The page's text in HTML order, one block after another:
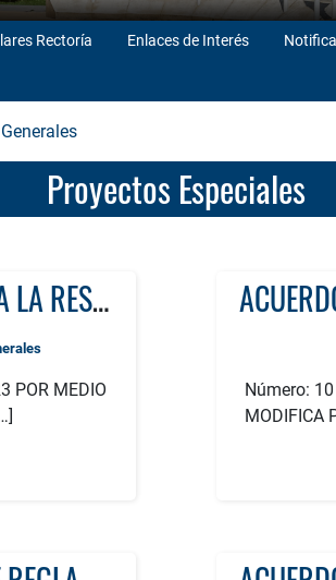
Rectoría Enlaces de Interés
Proyectos Especiales
RESOLUCIÓN No. 4612 de 2023 ADICIONA LA RESOLUCIÓN No. 338 DEL 27 DE ENERO ADICIONADA MEDIANTE RESOLUCIONES DE RECTORÍA No. 1764 DEL 20 DE FEBRERO Y No. 2426 DEL 24 DE MARZO DE 2023 QUE ADOPTA EL CALENDARIO ELECTORAL PARA EL AÑO 2023
POR MEDIO
Número:
MODIFICA